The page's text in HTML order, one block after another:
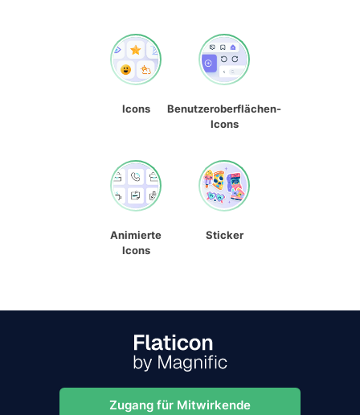
Icons
Benutzeroberflächen-
Icons
Animierte
Icons
Sticker
Zugang für Mitwirkende